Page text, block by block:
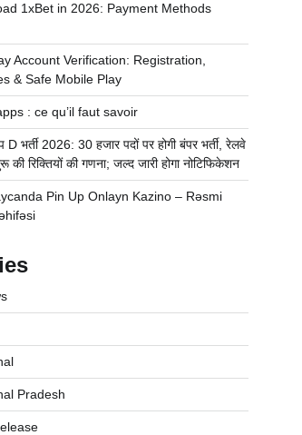
1xBet in 2026: Payment Methods
Account Verification: Registration,
& Safe Mobile Play
: ce qu’il faut savoir
भर्ती 2026: 30 हजार पदों पर होगी बंपर भर्ती, रेलवे
की रिक्तियों की गणना; जल्द जारी होगा नोटिफिकेशन
Pin Up Onlayn Kazino – Rəsmi
Pradesh